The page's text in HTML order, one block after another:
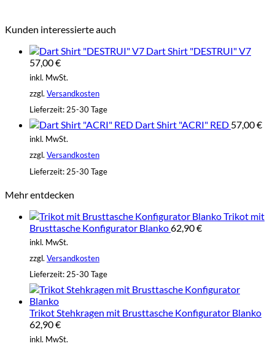
Kunden interessierte auch
Dart Shirt "DESTRUI" V7
57,00€
inkl. MwSt.
zzgl. Versandkosten
Lieferzeit: 25-30 Tage
Dart Shirt "ACRI" RED 57,00€
inkl. MwSt.
zzgl. Versandkosten
Lieferzeit: 25-30 Tage
Mehr entdecken
Trikot mit
Brusttasche Konfigurator Blanko62,90€
inkl. MwSt.
zzgl. Versandkosten
Lieferzeit:25-30 Tage
Trikot Stehkragen mit Brusttasche Konfigurator Blanko
62,90€
inkl. MwSt.